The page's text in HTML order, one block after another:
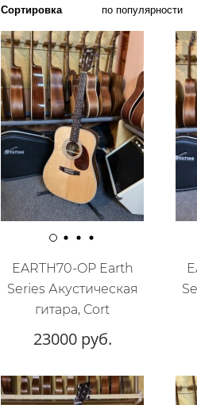
Сортировка по популярности
EARTH70-OP Earth
Series Акустическая
гитара, Cort
23000 руб.